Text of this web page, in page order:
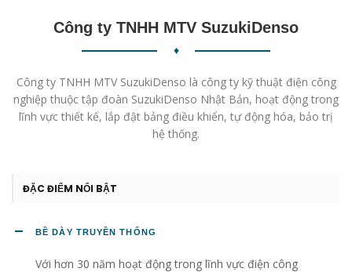
Công ty TNHH MTV SuzukiDenso
♦
Công ty TNHH MTV SuzukiDenso là công ty kỹ thuật điện công
nghiệp thuộc tập đoàn SuzukiDenso Nhật Bản, hoạt động trong
lĩnh vực thiết kế, lắp đật bảng điều khiển, tự động hóa, bảo trị
hệ thống.
ĐẶC ĐIỂM NỔI BẬT
BỀ DÀY TRUYỀN THỐNG
Với hơn 30 năm hoạt động trong lĩnh vực điện công